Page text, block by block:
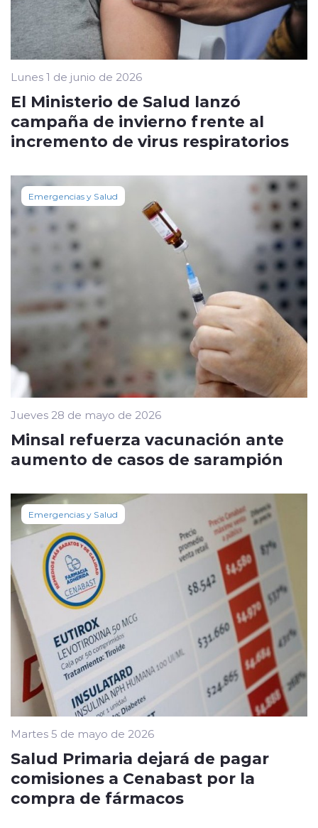
Lunes 1 de junio de 2026
El Ministerio de Salud lanzó
campaña de invierno frente al
incremento de virus respiratorios
Emergencias y Salud
Jueves 28 de mayo de 2026
Minsal refuerza vacunación ante
aumento de casos de sarampión
Emergencias y Salud
Martes 5 de mayo de 2026
Salud Primaria dejará de pagar
comisiones a Cenabast por la
compra de fármacos